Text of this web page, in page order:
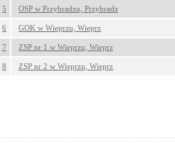
5 OSP w Przybradzu, Przybradz
6 GOK w Wieprzu, Wieprz
7 ZSP nr 1 w Wieprzu, Wieprz
8 ZSP nr 2 w Wieprzu, Wieprz